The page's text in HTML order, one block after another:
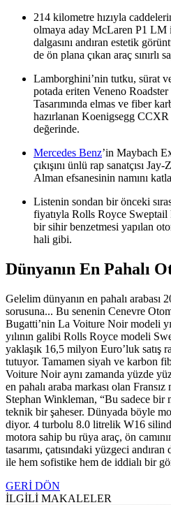
214 kilometre hızıyla
olmaya aday McLaren P1 LM
dalgasını andıran estetik
de ön plana çıkan araç sınırlı
Lamborghini’nin tutku, sürat
potada eriten Veneno
Tasarımında elmas ve fiber
hazırlanan Koenigsegg
değerinde.
Mercedes Benz’in Maybach
çıkışını ünlü rap sanatçısı
Alman efsanesinin namını
Listenin sondan bir önceki
fiyatıyla Rolls Royce Sweptail
bir sihir benzetmesi yapılan
hali gibi.
Dünyanın En Pahalı
Gelelim dünyanın en pahalı arabası
sorusuna... Bu senenin Cenevre
Bugatti’nin La Voiture Noir modeli
yılının galibi Rolls Royce modeli
yaklaşık 16,5 milyon Euro’luk satış
tutuyor. Tamamen siyah ve karbon
Voiture Noir aynı zamanda yüzde
en pahalı araba markası olan
Stephan Winkleman, “Bu sadece bir
teknik bir şaheser. Dünyada böyle
diyor. 4 turbolu 8.0 litrelik W16
motora sahip bu rüya araç, ön
tasarımı, çatısındaki yüzgeci
ile hem sofistike hem de iddialı bir
GERİ DÖN
İLGİLİ MAKALELER